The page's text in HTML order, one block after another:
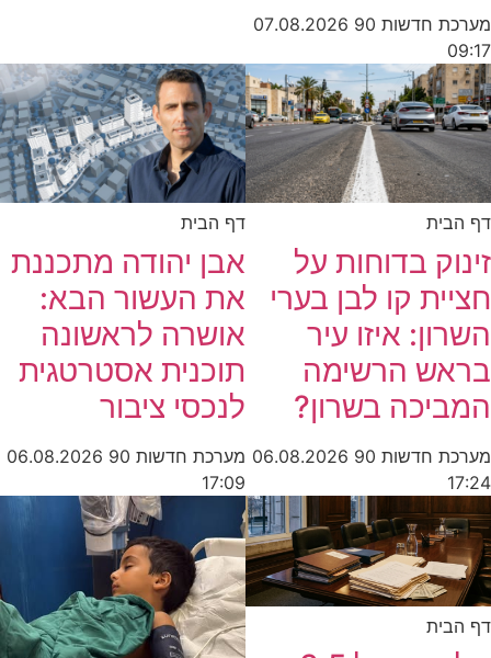
מערכת חדשות 90
07.08.2026
09:17
דף הבית
זינוק בדוחות על
חציית קו לבן בערי
השרון: איזו עיר
בראש הרשימה
המביכה בשרון?
מערכת חדשות 90
06.08.2026
17:24
דף הבית
אבן יהודה מתכננת
את העשור הבא:
אושרה לראשונה
תוכנית אסטרטגית
לנכסי ציבור
מערכת חדשות 90
06.08.2026
17:09
דף הבית